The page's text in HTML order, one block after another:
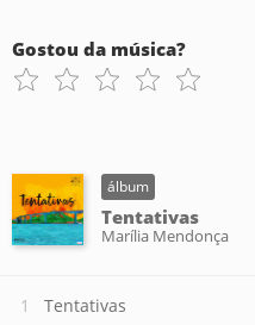
Gostou da música?
álbum
Tentativas
Marília Mendonça
Tentativas